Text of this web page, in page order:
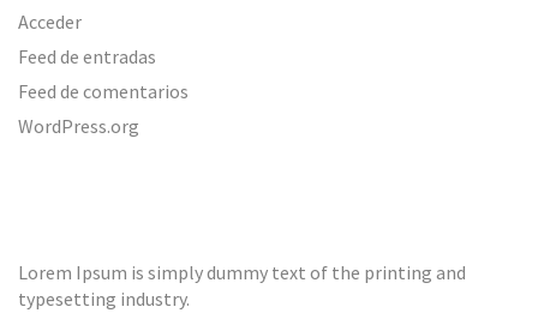
Acceder
Feed de entradas
Feed de comentarios
WordPress.org
Lorem Ipsum is simply dummy text of the printing and
typesetting industry.